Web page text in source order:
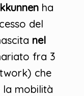
ha
del
nel
fra 3
che
mobilità